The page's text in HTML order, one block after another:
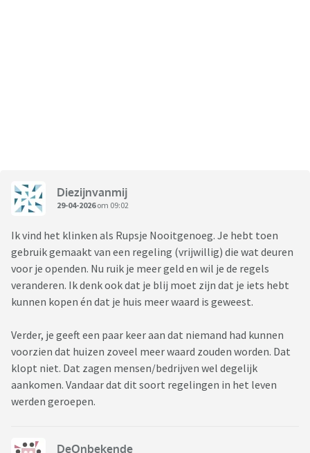
Diezijnvanmij
29-04-2026om 09:02
Ik vind het klinken als Rupsje Nooitgenoeg. Je hebt toen
gebruik gemaakt van een regeling (vrijwillig) die wat deuren
voor je openden. Nu ruik je meer geld en wil je de regels
veranderen. Ik denk ook dat je blij moet zijn dat je iets hebt
kunnen kopen én dat je huis meer waard is geweest.
Verder, je geeft een paar keer aan dat niemand had kunnen
voorzien dat huizen zoveel meer waard zouden worden. Dat
klopt niet. Dat zagen mensen/bedrijven wel degelijk
aankomen. Vandaar dat dit soort regelingen in het leven
werden geroepen.
DeOnbekende